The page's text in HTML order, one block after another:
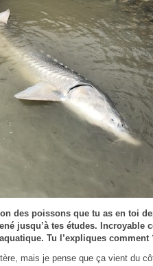
des poissons que tu as en toi
jusqu’à tes études. Incroyable
Tu l’expliques comment
mais je pense que ça vient du